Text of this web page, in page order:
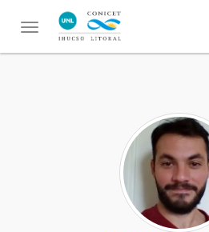
Toggle